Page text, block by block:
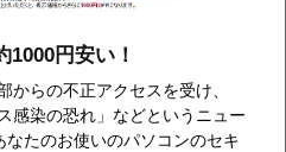
円安い！
からの不正アクセスを受け、
感染の恐れ」などというニュー
たのお使いのパソコンのセキ